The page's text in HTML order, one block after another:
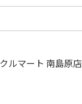
ルマート 南島原店